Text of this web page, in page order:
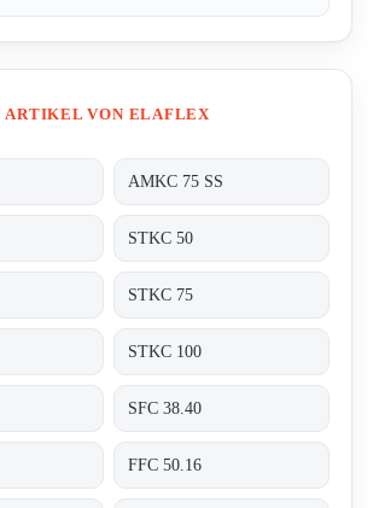
ARTIKEL VON ELAFLEX
AMKC 75 SS
STKC 50
STKC 75
STKC 100
SFC 38.40
FFC 50.16